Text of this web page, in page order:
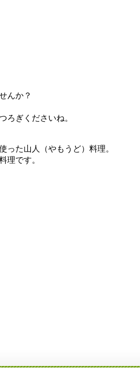
んか？
ぎくださいね。
た山人（やもうど）料理。
理です。